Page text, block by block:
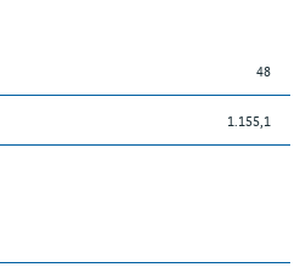
48
1.155,1